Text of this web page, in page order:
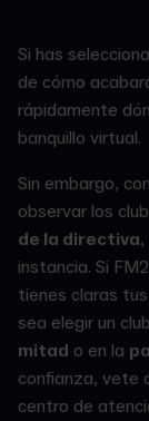
Si has
de cómo
rápidamente
banquillo virtual.
Sin embargo,
observar los
de la directiva
instancia. Si
tienes claras
sea elegir un
mitad o en la
confianza, vete
centro de